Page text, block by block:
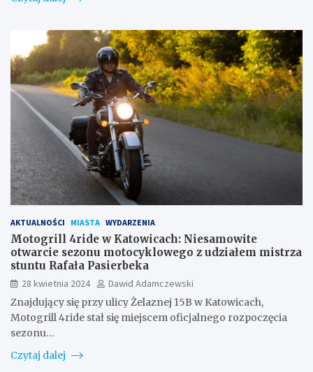
AKTUALNOŚCI MIASTA WYDARZENIA
Motogrill 4ride w Katowicach: Niesamowite
otwarcie sezonu motocyklowego z udziałem mistrza
stuntu Rafała Pasierbeka
28 kwietnia 2024
Dawid Adamczewski
Znajdujący się przy ulicy Żelaznej 15B w Katowicach,
Motogrill 4ride stał się miejscem oficjalnego rozpoczęcia
sezonu…
Czytaj dalej